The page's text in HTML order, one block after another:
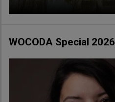
WOCODA Special 2026